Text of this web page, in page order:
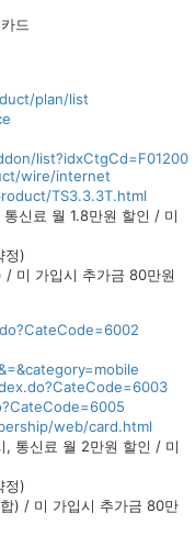
드
plan/list
list?idxCtgCd=F01200
wire/internet
TS3.3.3T.html
신료 월 1.8만원 할인 / 미
정)
미 가입시 추가금 80만원
web/card.html
, 통신료 월 2만원 할인 / 미
정)
) / 미 가입시 추가금 80만